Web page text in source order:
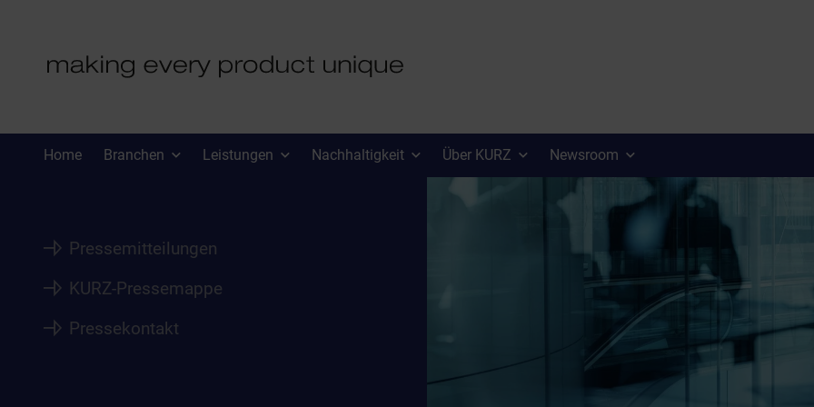
Home Branchen Leistungen Nachhaltigkeit Über KURZ Newsroom
Pressemitteilungen
KURZ-Pressemappe
Pressekontakt